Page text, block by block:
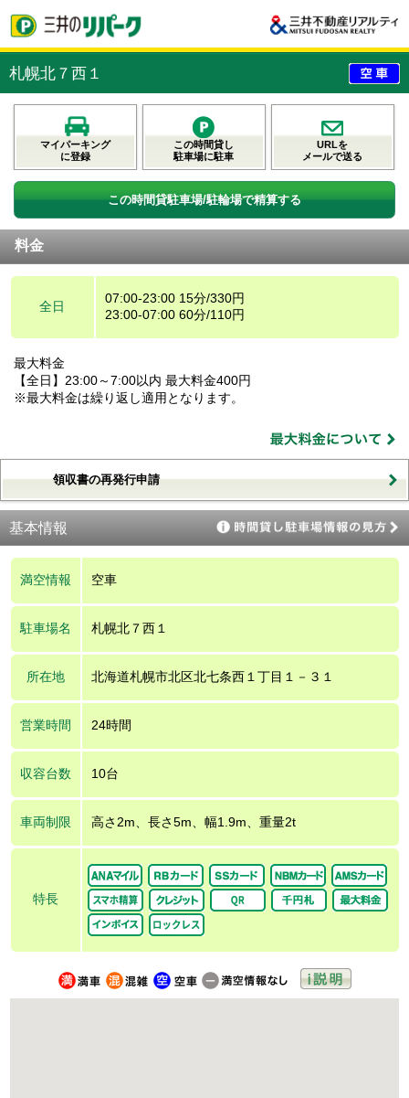
札幌北７西１
マイパーキング
に登録
この時間貸し
駐車場に駐車
URLを
メールで送る
この時間貸駐車場/駐輪場で精算する
料金
全日
07:00-23:00 15分/330円
23:00-07:00 60分/110円
最大料金
【全日】23:00～7:00以内 最大料金400円
※最大料金は繰り返し適用となります。
領収書の再発行申請
基本情報
満空情報 空車
駐車場名 札幌北７西１
所在地 北海道札幌市北区北七条西１丁目１－３１
営業時間 24時間
収容台数 10台
車両制限 高さ2m、長さ5m、幅1.9m、重量2t
特長